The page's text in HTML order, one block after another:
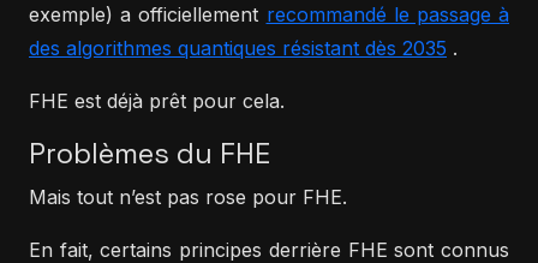
exemple) a officiellement recommandé le passage à
des algorithmes quantiques résistant dès 2035 .
FHE est déjà prêt pour cela.
Problèmes du FHE
Mais tout n’est pas rose pour FHE.
En fait, certains principes derrière FHE sont connus